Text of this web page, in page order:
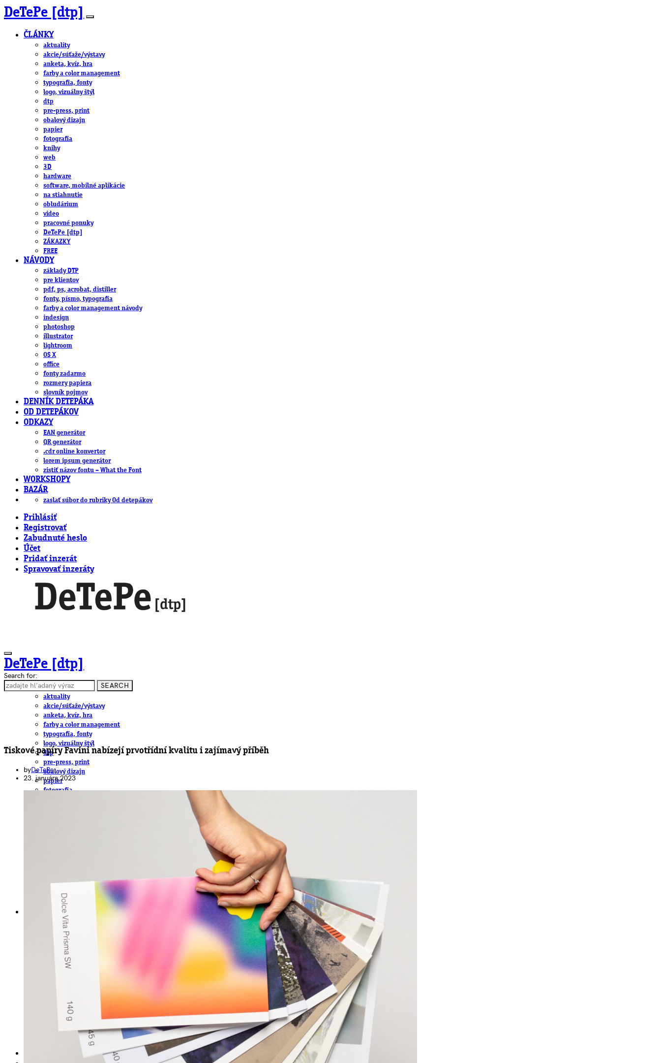
DeTePe [dtp]
ČLÁNKY
aktuality
akcie/súťaže/výstavy
anketa, kvíz, hra
farby a color management
typografia, fonty
logo, vizuálny štýl
dtp
pre-press, print
obalový dizajn
papier
fotografia
knihy
web
3D
hardware
software, mobilné aplikácie
na stiahnutie
obludárium
video
pracovné ponuky
DeTePe [dtp]
ZÁKAZKY
FREE
NÁVODY
základy DTP
pre klientov
pdf, ps, acrobat, distiller
fonty, písmo, typografia
farby a color management návody
indesign
photoshop
illustrator
lightroom
OS X
office
fonty zadarmo
rozmery papiera
slovník pojmov
DENNÍK DETEPÁKA
OD DETEPÁKOV
ODKAZY
EAN generátor
QR generátor
.cdr online konvertor
lorem ipsum generátor
zistiť názov fontu – What the Font
WORKSHOPY
BAZÁR
zaslať súbor do rubriky Od detepákov
Prihlásiť
Registrovať
Zabudnuté heslo
Účet
Pridať inzerát
Spravovať inzeráty
DeTePe [dtp]
ČLÁNKY
aktuality
akcie/súťaže/výstavy
anketa, kvíz, hra
farby a color management
typografia, fonty
logo, vizuálny štýl
dtp
pre-press, print
obalový dizajn
papier
fotografia
DeTePe [dtp]
ZÁKAZKY
základy DTP
pre klientov
pdf, ps, acrobat, distiller
fonty, písmo, typografia
farby a color management návody
indesign
rozmery papiera
slovník pojmov
DENNÍK DETEPÁKA
Search for:
SEARCH
Tiskové papíry Favini nabízejí prvotřídní kvalitu i zajímavý příběh
byDeTePe
23. januára 2023